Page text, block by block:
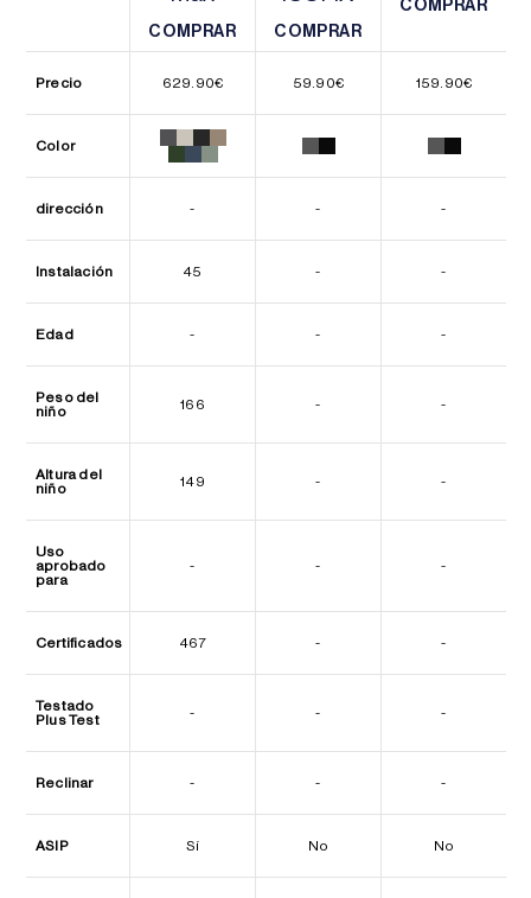
COMPRAR
COMPRAR
COMPRAR
COMPRAR
COMPRAR
Precio 629.90€ 59.90€ 159.90€
Color
dirección - - -
Instalación 45 - -
Edad - - -
Peso del
niño
166 - -
Altura del
niño
149 - -
Uso
aprobado
para
- - -
Certificados 467 - -
Testado
Plus Test
- - -
Reclinar - - -
ASIP Sí No No